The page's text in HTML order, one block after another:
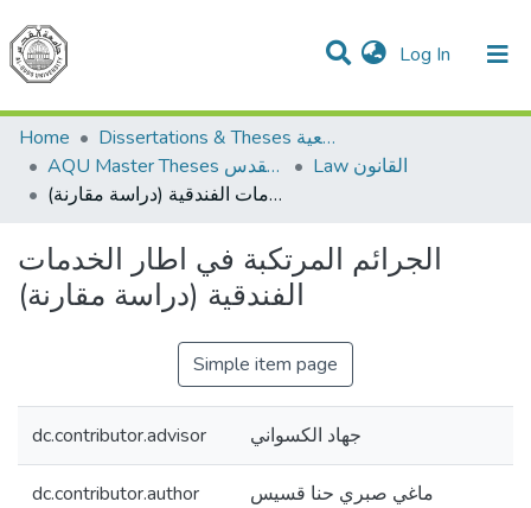
Log In (current)
Communities & Collections
All of DSpace
Home
Dissertations & Theses الرسائل الجامعية
AQU Master Theses الرسائل الجامعية الخاصة بجامعة القدس
Law القانون
الجرائم المرتكبة في اطار الخدمات الفندقية (دراسة مقارنة)
الجرائم المرتكبة في اطار الخدمات
الفندقية (دراسة مقارنة)
Simple item page
dc.contributor.advisor جهاد الكسواني
dc.contributor.author ماغي صبري حنا قسيس